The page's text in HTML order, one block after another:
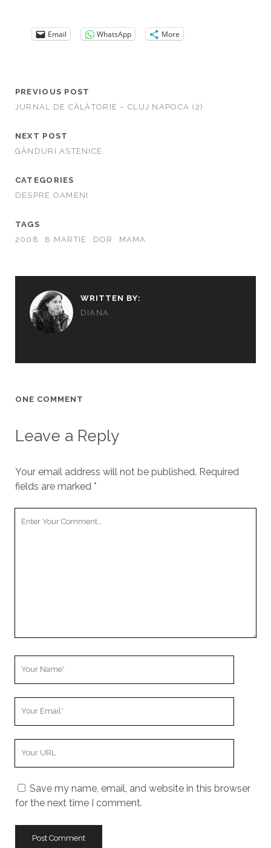
Email WhatsApp More
PREVIOUS POST
JURNAL DE CĂLĂTORIE – CLUJ NAPOCA (2)
NEXT POST
GÂNDURI ASTENICE
CATEGORIES
DESPRE OAMENI
TAGS
2008
8 MARTIE DOR MAMA
WRITTEN BY:
DIANA
ONE COMMENT
Leave a Reply
Your email address will not be published. Required
fields are marked *
Save my name, email, and website in this browser
for the next time I comment.